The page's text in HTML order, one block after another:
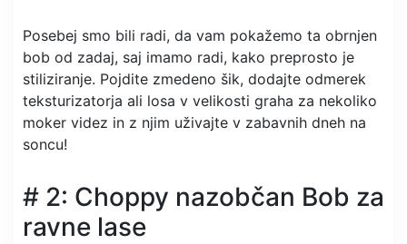
Posebej smo bili radi, da vam pokažemo ta obrnjen
bob od zadaj, saj imamo radi, kako preprosto je
stiliziranje. Pojdite zmedeno šik, dodajte odmerek
teksturizatorja ali losa v velikosti graha za nekoliko
moker videz in z njim uživajte v zabavnih dneh na
soncu!
# 2: Choppy nazobčan Bob za
ravne lase